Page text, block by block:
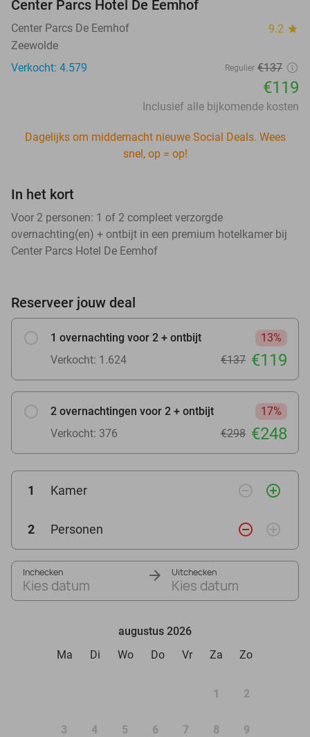
Center Parcs Hotel De Eemhof
Center Parcs De Eemhof 9.2 star
Zeewolde
Verkocht: 4.579
Regulier €137
€119
Inclusief alle bijkomende kosten
Dagelijks om middernacht nieuwe Social Deals. Wees
snel, op = op!
In het kort
Voor 2 personen: 1 of 2 compleet verzorgde
overnachting(en) + ontbijt in een premium hotelkamer bij
Center Parcs Hotel De Eemhof
Reserveer jouw deal
1 overnachting voor 2 + ontbijt
13%
Verkocht: 1.624
€137 €119
2 overnachtingen voor 2 + ontbijt
17%
Verkocht: 376
€298 €248
1 Kamer remove_circle_outline add_circle_outline
2 Personen remove_circle_outline add_circle_outline
Inchecken
Kies datum
Uitchecken
Kies datum
augustus 2026
Ma
Di Wo Do Vr Za Zo
1 2
3 4 5 6 7 8 9